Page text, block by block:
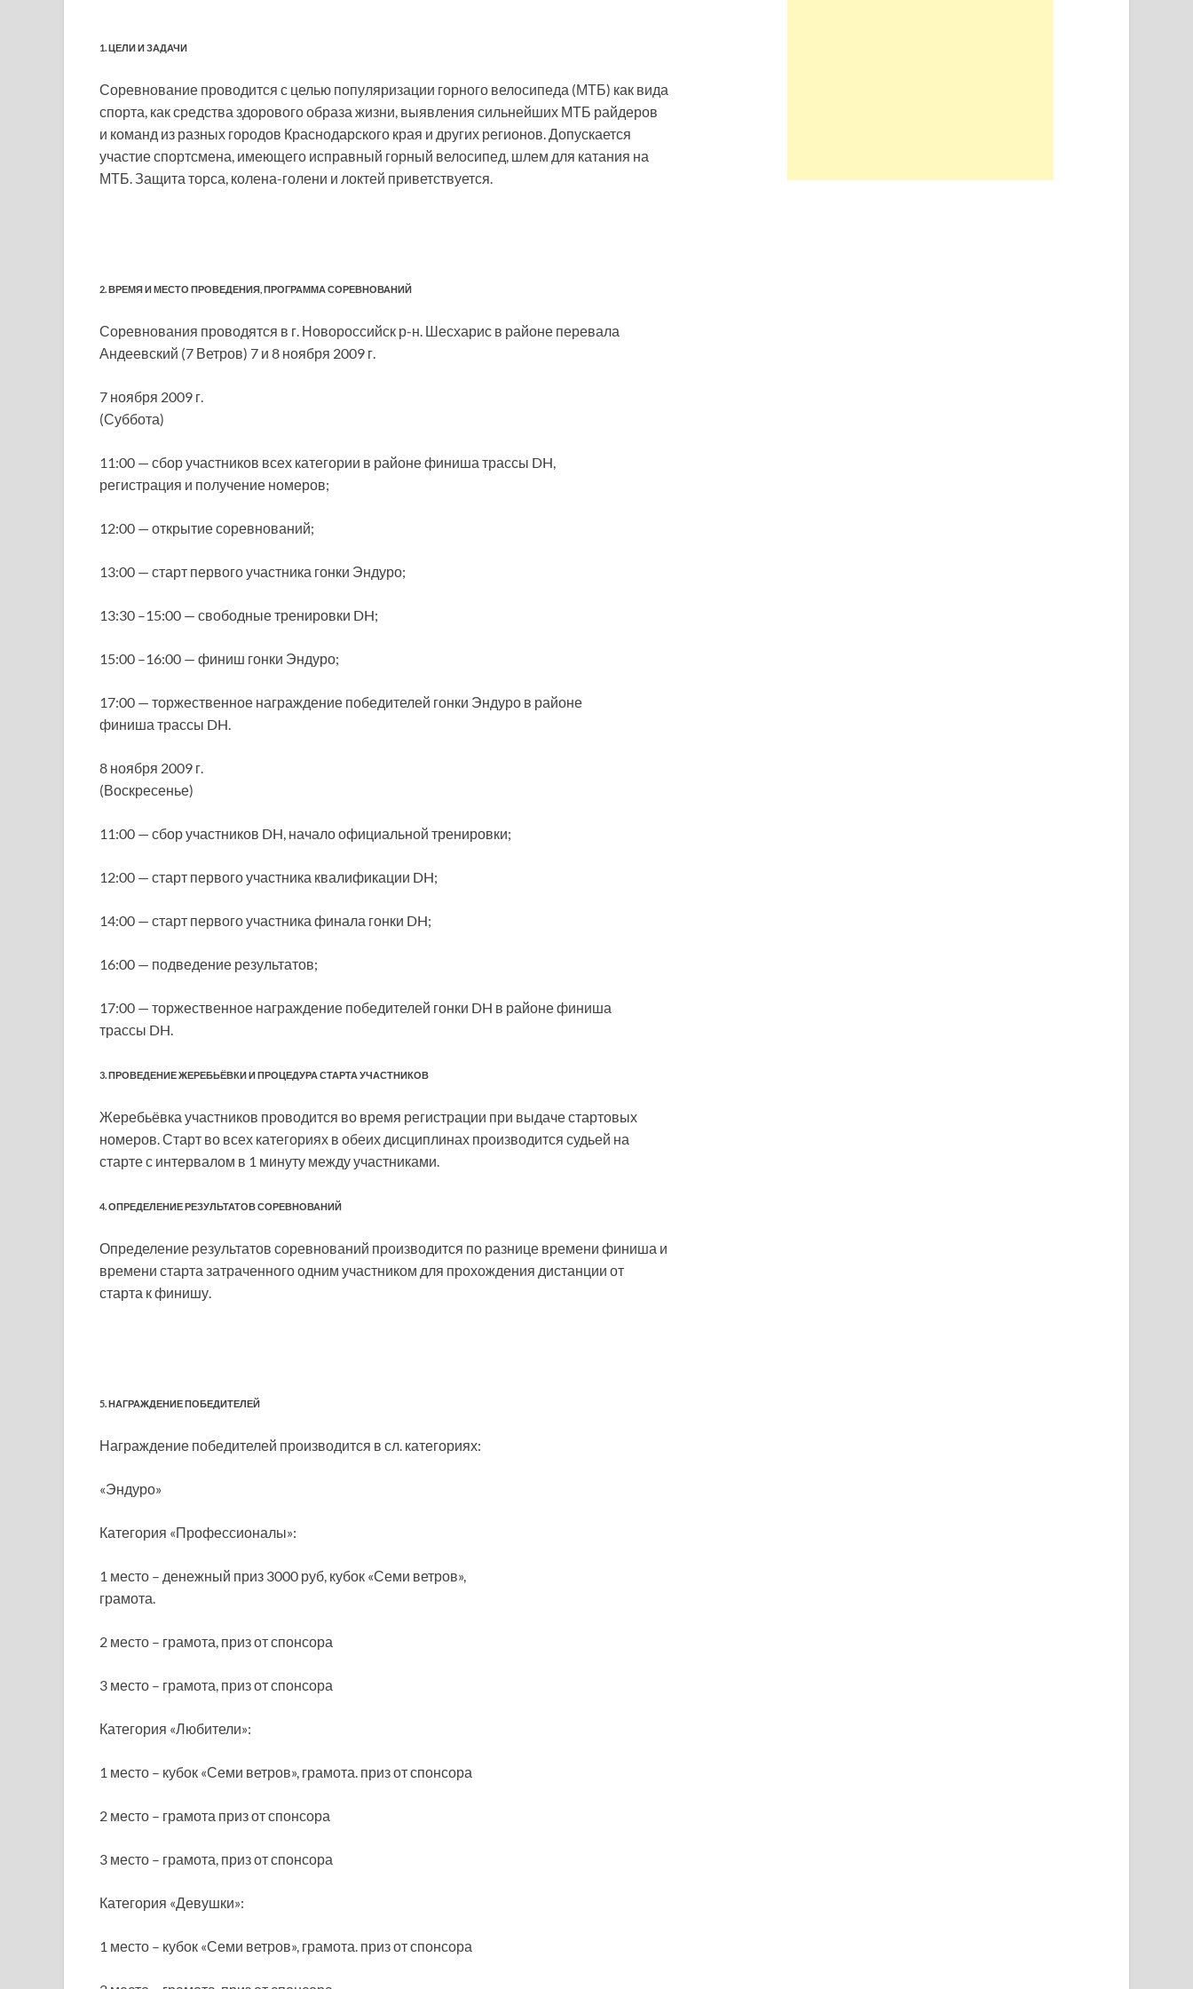
1. ЦЕЛИ И ЗАДАЧИ
Соревнование проводится с целью популяризации горного велосипеда (МТБ) как вида
спорта, как средства здорового образа жизни, выявления сильнейших МТБ райдеров
и команд из разных городов Краснодарского края и других регионов. Допускается
участие спортсмена, имеющего исправный горный велосипед, шлем для катания на
МТБ. Защита торса, колена-голени и локтей приветствуется.
2. ВРЕМЯ И МЕСТО ПРОВЕДЕНИЯ, ПРОГРАММА СОРЕВНОВАНИЙ
Соревнования проводятся в г. Новороссийск р-н. Шесхарис в районе перевала
Андеевский (7 Ветров) 7 и 8 ноября 2009 г.
7 ноября 2009 г.
(Суббота)
11:00 — сбор участников всех категории в районе финиша трассы DH,
регистрация и получение номеров;
12:00 — открытие соревнований;
13:00 — старт первого участника гонки Эндуро;
13:30 –15:00 — свободные тренировки DH;
15:00 –16:00 — финиш гонки Эндуро;
17:00 — торжественное награждение победителей гонки Эндуро в районе
финиша трассы DH.
8 ноября 2009 г.
(Воскресенье)
11:00 — сбор участников DH, начало официальной тренировки;
12:00 — старт первого участника квалификации DH;
14:00 — старт первого участника финала гонки DH;
16:00 — подведение результатов;
17:00 — торжественное награждение победителей гонки DH в районе финиша
трассы DH.
3. ПРОВЕДЕНИЕ ЖЕРЕБЬЁВКИ И ПРОЦЕДУРА СТАРТА УЧАСТНИКОВ
Жеребьёвка участников проводится во время регистрации при выдаче стартовых
номеров. Старт во всех категориях в обеих дисциплинах производится судьей на
старте с интервалом в 1 минуту между участниками.
4. ОПРЕДЕЛЕНИЕ РЕЗУЛЬТАТОВ СОРЕВНОВАНИЙ
Определение результатов соревнований производится по разнице времени финиша и
времени старта затраченного одним участником для прохождения дистанции от
старта к финишу.
5. НАГРАЖДЕНИЕ ПОБЕДИТЕЛЕЙ
Награждение победителей производится в сл. категориях:
«Эндуро»
Категория «Профессионалы»:
1 место – денежный приз 3000 руб, кубок «Семи ветров»,
грамота.
2 место – грамота, приз от спонсора
3 место – грамота, приз от спонсора
Категория «Любители»:
1 место – кубок «Семи ветров», грамота. приз от спонсора
2 место – грамота приз от спонсора
3 место – грамота, приз от спонсора
Категория «Девушки»:
1 место – кубок «Семи ветров», грамота. приз от спонсора